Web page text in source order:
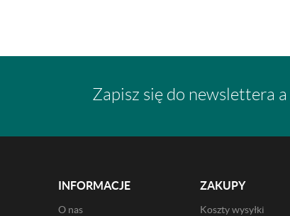
Zapisz się do newslettera a
INFORMACJE
O nas
ZAKUPY
Koszty wysyłki